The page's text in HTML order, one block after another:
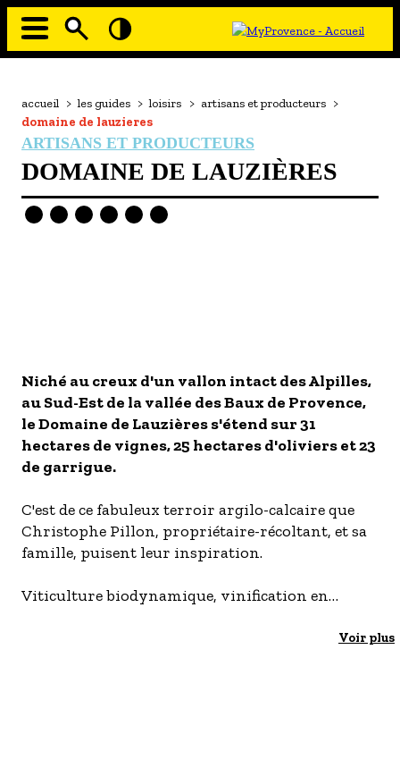
Aller
principale
À MOI LA CULTURE
AU GRAND AIR
PASSEZ À TABLE
SOUS TOUTES LES COUTUMES
- Les restaurants
- Les établissements Accueil vélo
LES OFFRES MYPROVENCE
S'inscrire à nos newsletters
Fil
d'Ariane
accueil > les guides > loisirs > artisans et producteurs >
domaine de lauzieres
ARTISANS ET PRODUCTEURS
DOMAINE DE LAUZIÈRES
Niché au creux d'un vallon intact des Alpilles,
au Sud-Est de la vallée des Baux de Provence,
le Domaine de Lauzières s'étend sur 31
hectares de vignes, 25 hectares d'oliviers et 23
de garrigue.
C'est de ce fabuleux terroir argilo-calcaire que
Christophe Pillon, propriétaire-récoltant, et sa
famille, puisent leur inspiration.
Viticulture biodynamique, vinification en
n'est laissé au hasard, dans ce lieu unique oùVoir plus